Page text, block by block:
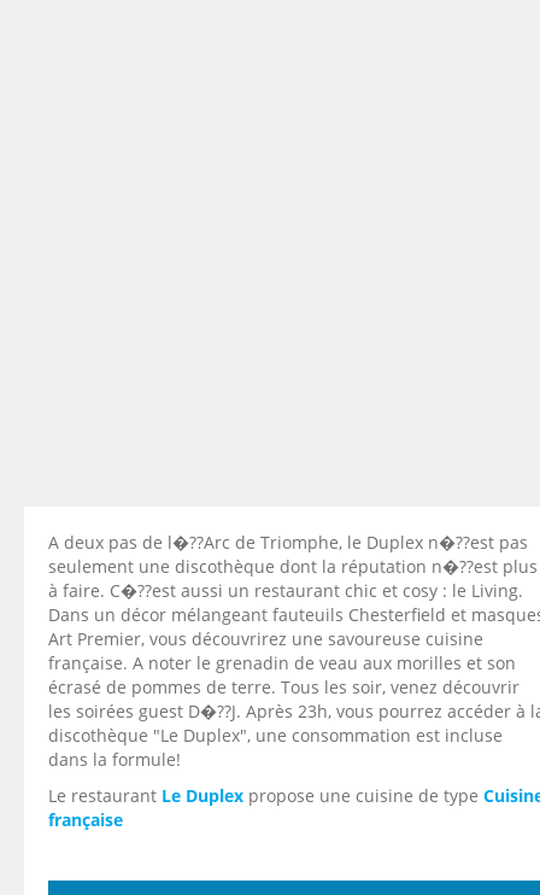
A deux pas de l�??Arc de Triomphe, le Duplex n�??est pas
seulement une discothèque dont la réputation n�??est plus
à faire. C�??est aussi un restaurant chic et cosy : le Living.
Dans un décor mélangeant fauteuils Chesterfield et
Art Premier, vous découvrirez une savoureuse cuisine
française. A noter le grenadin de veau aux morilles et son
écrasé de pommes de terre. Tous les soir, venez découvrir
les soirées guest D�??J. Après 23h, vous pourrez accéder à
discothèque "Le Duplex", une consommation est incluse
dans la formule!
Le restaurant Le Duplex propose une cuisine de type
française